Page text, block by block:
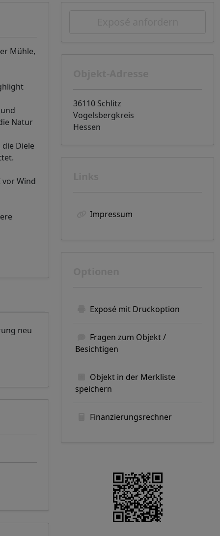
Mühle,
Natur
Diele
vor Wind
neu
36110 Schlitz
Vogelsbergkreis
Hessen
Impressum
Exposé mit Druckoption
Fragen zum Objekt /
Besichtigen
Objekt in der Merkliste
speichern
Finanzierungsrechner